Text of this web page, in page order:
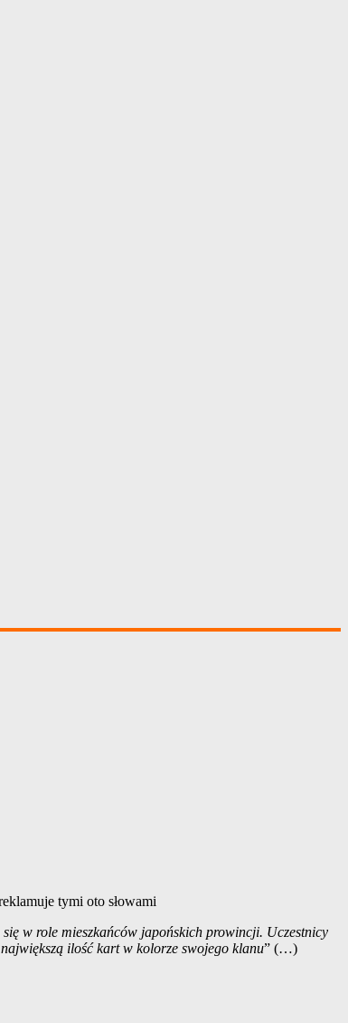
tymi oto słowami
w role mieszkańców japońskich prowincji. Uczestnicy
ilość kart w kolorze swojego klanu” (…)